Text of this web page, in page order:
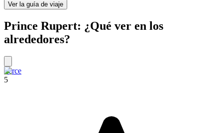
Ver la guía de viaje
Prince Rupert: ¿Qué ver en los
alrededores?
Perce
5